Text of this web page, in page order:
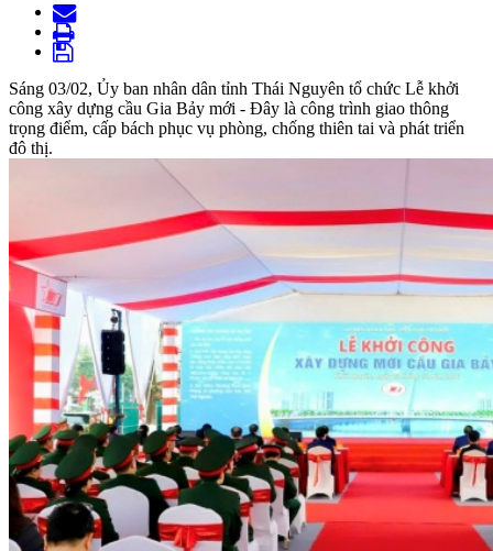
Sáng 03/02, Ủy ban nhân dân tỉnh Thái Nguyên tổ chức Lễ khởi
công xây dựng cầu Gia Bảy mới - Đây là công trình giao thông
trọng điểm, cấp bách phục vụ phòng, chống thiên tai và phát triển
đô thị.